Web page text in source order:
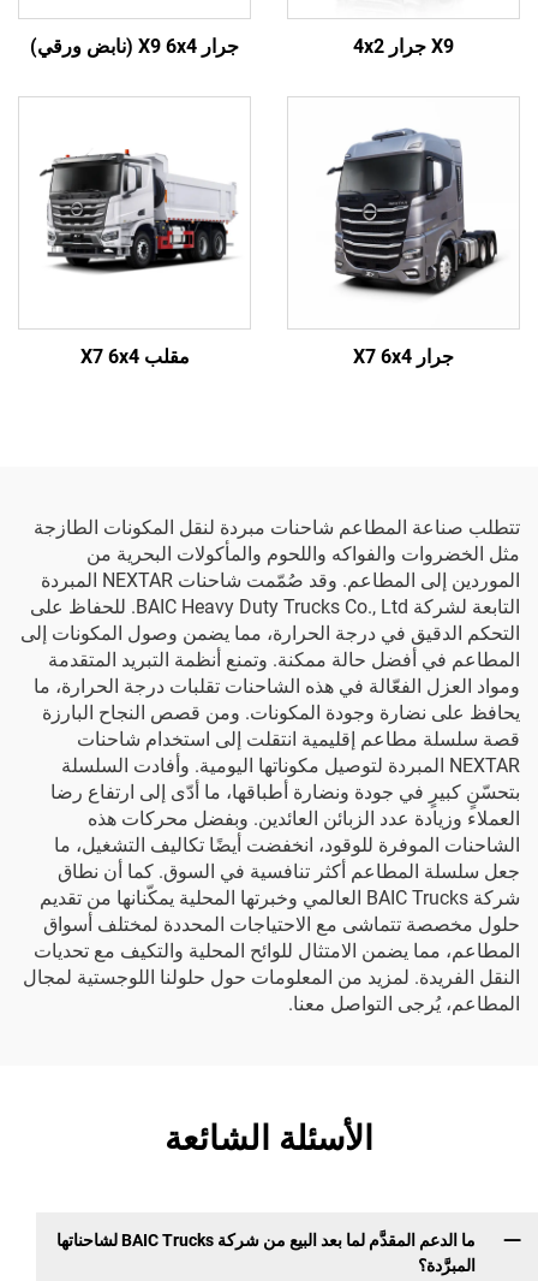
X9 جرار 4x2 جرار X9 6x4 (نابض ورقي)
جرار X7 6x4 مقلب X7 6x4
تتطلب صناعة المطاعم شاحنات مبردة لنقل المكونات الطازجة
مثل الخضروات والفواكه واللحوم والمأكولات البحرية من
الموردين إلى المطاعم. وقد صُمّمت شاحنات NEXTAR المبردة
التابعة لشركة BAIC Heavy Duty Trucks Co., Ltd. للحفاظ على
التحكم الدقيق في درجة الحرارة، مما يضمن وصول المكونات إلى
المطاعم في أفضل حالة ممكنة. وتمنع أنظمة التبريد المتقدمة
ومواد العزل الفعّالة في هذه الشاحنات تقلبات درجة الحرارة، ما
يحافظ على نضارة وجودة المكونات. ومن قصص النجاح البارزة
قصة سلسلة مطاعم إقليمية انتقلت إلى استخدام شاحنات
NEXTAR المبردة لتوصيل مكوناتها اليومية. وأفادت السلسلة
بتحسّنٍ كبيرٍ في جودة ونضارة أطباقها، ما أدّى إلى ارتفاع رضا
العملاء وزيادة عدد الزبائن العائدين. وبفضل محركات هذه
الشاحنات الموفرة للوقود، انخفضت أيضًا تكاليف التشغيل، ما
جعل سلسلة المطاعم أكثر تنافسية في السوق. كما أن نطاق
شركة BAIC Trucks العالمي وخبرتها المحلية يمكّنانها من تقديم
حلول مخصصة تتماشى مع الاحتياجات المحددة لمختلف أسواق
المطاعم، مما يضمن الامتثال للوائح المحلية والتكيف مع تحديات
النقل الفريدة. لمزيد من المعلومات حول حلولنا اللوجستية لمجال
المطاعم، يُرجى التواصل معنا.
الأسئلة الشائعة
ما الدعم المقدَّم لما بعد البيع من شركة BAIC Trucks لشاحناتها
المبرَّدة؟